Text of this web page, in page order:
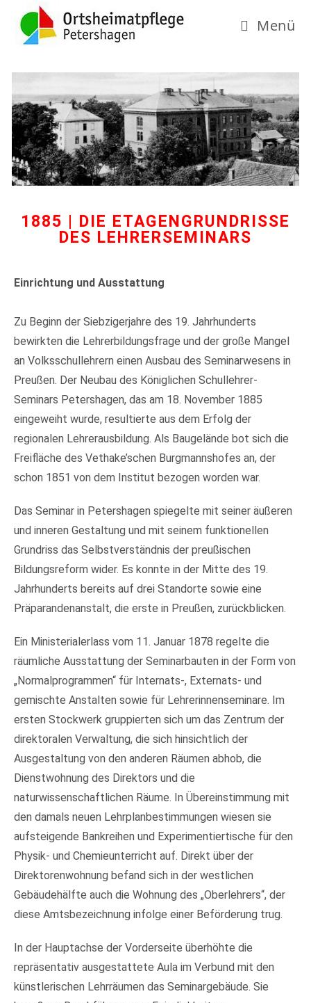
Menü
1885 | DIE ETAGENGRUNDRISSE
DES LEHRERSEMINARS
Einrichtung und Ausstattung
Zu Beginn der Siebzigerjahre des 19. Jahrhunderts
bewirkten die Lehrerbildungsfrage und der große Mangel
an Volksschullehrern einen Ausbau des Seminarwesens in
Preußen. Der Neubau des Königlichen Schullehrer-
Seminars Petershagen, das am 18. November 1885
eingeweiht wurde, resultierte aus dem Erfolg der
regionalen Lehrerausbildung. Als Baugelände bot sich die
Freifläche des Vethake’schen Burgmannshofes an, der
schon 1851 von dem Institut bezogen worden war.
Das Seminar in Petershagen spiegelte mit seiner äußeren
und inneren Gestaltung und mit seinem funktionellen
Grundriss das Selbstverständnis der preußischen
Bildungsreform wider. Es konnte in der Mitte des 19.
Jahrhunderts bereits auf drei Standorte sowie eine
Präparandenanstalt, die erste in Preußen, zurückblicken.
Ein Ministerialerlass vom 11. Januar 1878 regelte die
räumliche Ausstattung der Seminarbauten in der Form von
„Normalprogrammen“ für Internats-, Externats- und
gemischte Anstalten sowie für Lehrerinnenseminare. Im
ersten Stockwerk gruppierten sich um das Zentrum der
direktoralen Verwaltung, die sich hinsichtlich der
Ausgestaltung von den anderen Räumen abhob, die
Dienstwohnung des Direktors und die
naturwissenschaftlichen Räume. In Übereinstimmung mit
den damals neuen Lehrplanbestimmungen wiesen sie
aufsteigende Bankreihen und Experimentiertische für den
Physik- und Chemieunterricht auf. Direkt über der
Direktorenwohnung befand sich in der westlichen
Gebäudehälfte auch die Wohnung des „Oberlehrers“, der
diese Amtsbezeichnung infolge einer Beförderung trug.
In der Hauptachse der Vorderseite überhöhte die
repräsentativ ausgestattete Aula im Verbund mit den
künstlerischen Lehrräumen das Seminargebäude. Sie